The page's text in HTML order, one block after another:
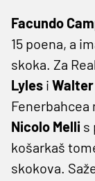
Facundo
15 poena, a
skoka. Za
Lyles i
Fenerbahcea
Nicolo Melli s
košarkaš
skokova.